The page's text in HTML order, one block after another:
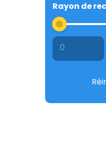
Rayon de
0